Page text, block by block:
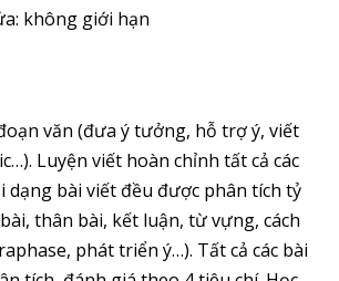
không giới hạn
văn (đưa ý tưởng, hỗ trợ ý, viết
Luyện viết hoàn chỉnh tất cả các
dạng bài viết đều được phân tích tỷ
thân bài, kết luận, từ vựng, cách
phát triển ý…). Tất cả các bài